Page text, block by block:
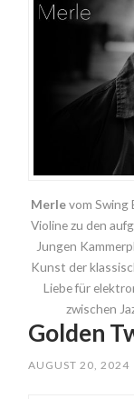
Merlevom Swing
Violine zu den
Jungen
Kunst der
Liebe für
zwischen
Golden
AUGUST 20, 2024